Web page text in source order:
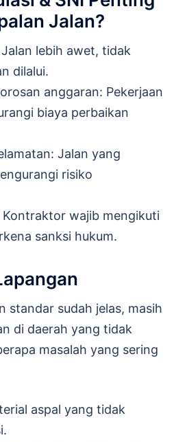
Jalan?
lebih awet, tidak
dilalui.
anggaran: Pekerjaan
biaya perbaikan
Jalan yang
risiko
wajib mengikuti
sanksi hukum.
standar sudah jelas, masih
di daerah yang tidak
masalah yang sering
aspal yang tidak